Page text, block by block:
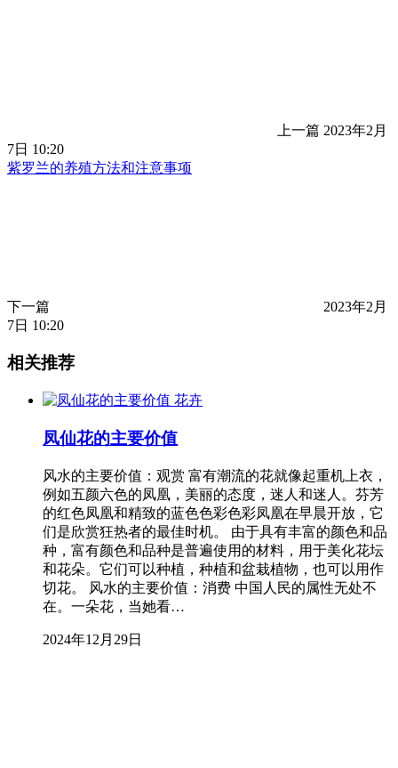
上一篇 2023年2月
7日 10:20
紫罗兰的养殖方法和注意事项
下一篇
2023年2月
7日 10:20
相关推荐
花卉
凤仙花的主要价值
风水的主要价值：观赏 富有潮流的花就像起重机上衣，
例如五颜六色的凤凰，美丽的态度，迷人和迷人。芬芳
的红色凤凰和精致的蓝色色彩色彩凤凰在早晨开放，它
们是欣赏狂热者的最佳时机。 由于具有丰富的颜色和品
种，富有颜色和品种是普遍使用的材料，用于美化花坛
和花朵。它们可以种植，种植和盆栽植物，也可以用作
切花。 风水的主要价值：消费 中国人民的属性无处不
在。一朵花，当她看…
2024年12月29日